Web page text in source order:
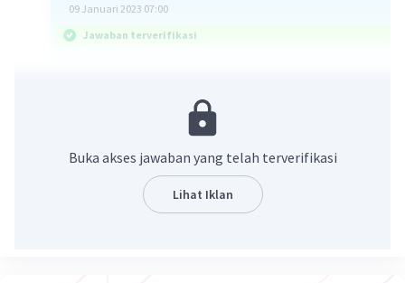
09 Januari 2023 07:00
Jawaban terverifikasi
Salah satu bentuk karya sastra yang tersebar di
merupakan karya sastra lama yang merupakan
cerita rekaan yang menggambarkan peristiwa
dalam cerita rakyat masa lalu. Hikayat yang
Buka akses jawaban yang telah terverifikasi
Lihat Iklan